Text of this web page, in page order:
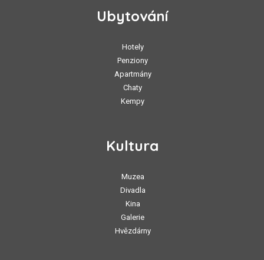
Ubytování
Hotely
Penziony
Apartmány
Chaty
Kempy
Kultura
Muzea
Divadla
Kina
Galerie
Hvězdárny